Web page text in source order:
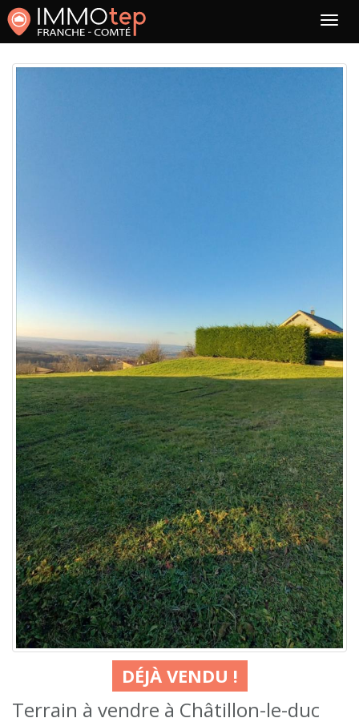
DÉJÀ VENDU !
Terrain à vendre à Châtillon-le-duc